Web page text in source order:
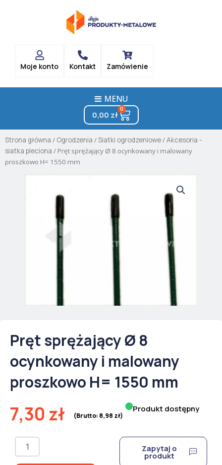
Moje konto Kontakt Zamówienie
MENU
0,00 zł
0
Cart
Strona główna / Ogrodzenia /Siatki ogrodzeniowe/Akcesoria -
siatka pleciona / Pręt sprężający Ø 8 ocynkowany i malowany
proszkowo H= 1550 mm
Pręt sprężający Ø 8
ocynkowany i malowany
proszkowo H= 1550 mm
7,30 zł (Brutto: 8,98 zł)
Produkt dostępny
ilość
Pręt
Zapytaj o
produkt